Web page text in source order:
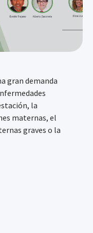
gran demanda
la
maternas, el
graves o la